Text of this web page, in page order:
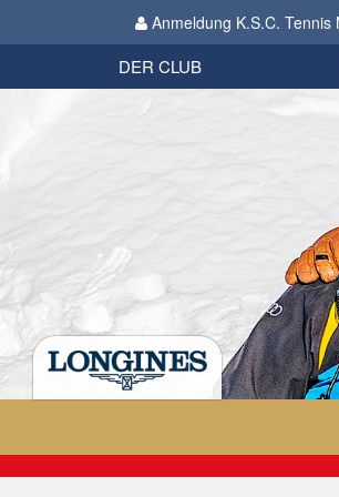
Anmeldung K.S.C. Tennis
DER CLUB
Organisation
Biathlon
Datenschutzverordnung
Impressum